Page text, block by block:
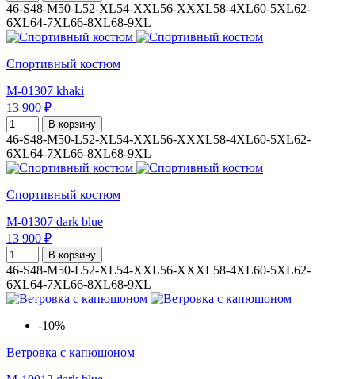
46-S48-M50-L52-XL54-XXL56-XXXL58-4XL60-5XL62-
6XL64-7XL66-8XL68-9XL
Спортивный костюм
M-01307 khaki
13 900 ₽
В корзину
46-S48-M50-L52-XL54-XXL56-XXXL58-4XL60-5XL62-
6XL64-7XL66-8XL68-9XL
Спортивный костюм
M-01307 dark blue
13 900 ₽
В корзину
46-S48-M50-L52-XL54-XXL56-XXXL58-4XL60-5XL62-
6XL64-7XL66-8XL68-9XL
-10%
Ветровка с капюшоном